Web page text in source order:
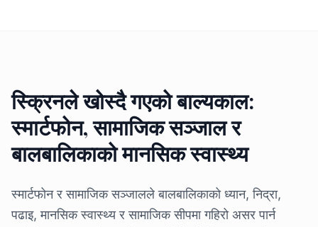
स्क्रिनले खोस्दै गएको बाल्यकाल:
स्मार्टफोन, सामाजिक सञ्जाल र
बालबालिकाको मानसिक स्वास्थ्य
स्मार्टफोन र सामाजिक सञ्जालले बालबालिकाको ध्यान, निद्रा,
पढाइ, मानसिक स्वास्थ्य र सामाजिक सीपमा गहिरो असर पार्न